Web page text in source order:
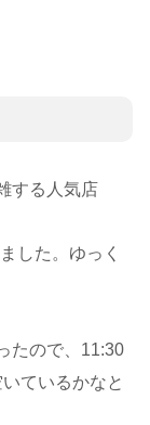
する人気店
した。ゆっく
たので、11:30
ているかなと